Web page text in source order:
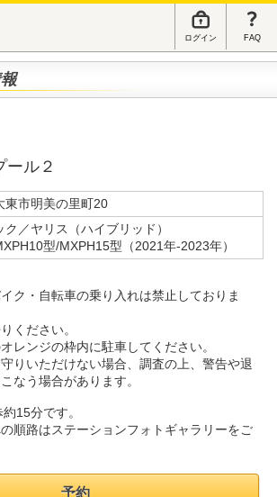
ログイン FAQ
ール２
東市明美の里町20
ク／ヤリス（ハイブリッド）
型/MXPH15型（2021年-2023年）
ク・自転車の乗り入れは禁止しておりま
ください。
レンジの枠内に駐車してください。
りいただけない場合、調査の上、警告や退
なう場合があります。
15分です。
順路はステーションフォトギャラリーをご
予約